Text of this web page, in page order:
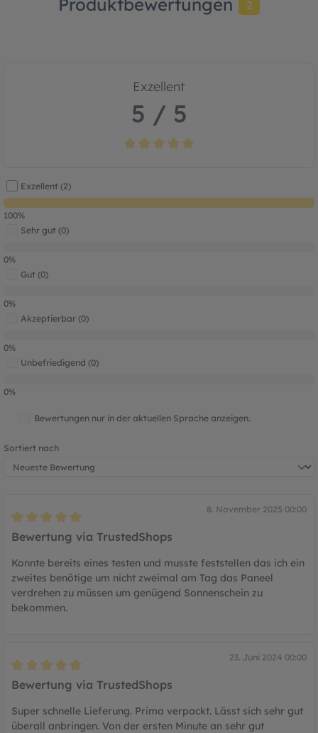
2
Exzellent
5 / 5
Exzellent (2)
100%
Sehr gut (0)
0%
Gut (0)
0%
Akzeptierbar (0)
0%
Unbefriedigend (0)
0%
Bewertungen nur in der aktuellen Sprache anzeigen.
Sortiert nach
8. November 2025 00:00
Bewertung mit 5 von 5 Sternen
Bewertung via TrustedShops
Konnte bereits eines testen und musste feststellen das ich ein
zweites benötige um nicht zweimal am Tag das Paneel
verdrehen zu müssen um genügend Sonnenschein zu
bekommen.
23. Juni 2024 00:00
Bewertung mit 5 von 5 Sternen
Bewertung via TrustedShops
Super schnelle Lieferung. Prima verpackt. Lässt sich sehr gut
überall anbringen. Von der ersten Minute an sehr gut